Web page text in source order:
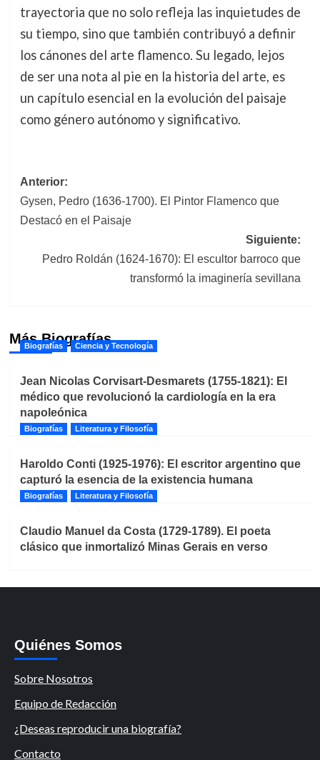
trayectoria que no solo refleja las inquietudes de
su tiempo, sino que también contribuyó a definir
los cánones del arte flamenco. Su legado, lejos
de ser una nota al pie en la historia del arte, es
un capítulo esencial en la evolución del paisaje
como género autónomo y significativo.
Navegación
de
Anterior:
Gysen, Pedro (1636-1700). El Pintor Flamenco que
Destacó en el Paisaje
Siguiente:
Pedro Roldán (1624-1670): El escultor barroco que
transformó la imaginería sevillana
Más Biografías
Biografías Ciencia y Tecnología
Jean Nicolas Corvisart-Desmarets (1755-1821): El
médico que revolucionó la cardiología en la era
napoleónica
Biografías Literatura y Filosofía
Haroldo Conti (1925-1976): El escritor argentino que
capturó la esencia de la existencia humana
Biografías Literatura y Filosofía
Claudio Manuel da Costa (1729-1789). El poeta
clásico que inmortalizó Minas Gerais en verso
Quiénes Somos
Sobre Nosotros
Equipo de Redacción
¿Deseas reproducir una biografía?
Contacto